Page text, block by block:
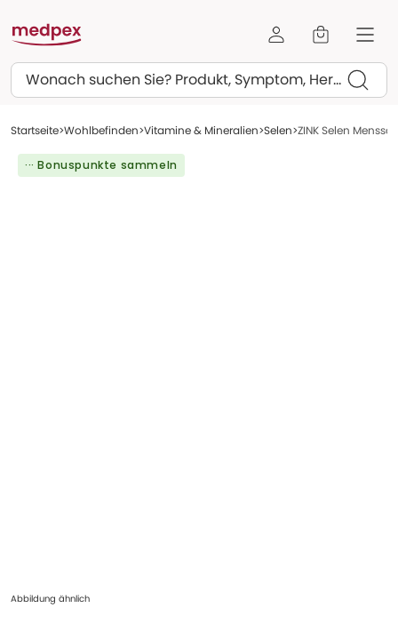
Suchen
Startseite Wohlbefinden Vitamine & Mineralien Selen ZINK Selen
··· Bonuspunkte sammeln
Abbildung ähnlich